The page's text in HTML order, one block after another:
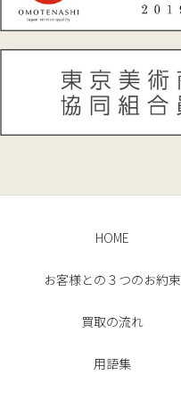
HOME
お客様との３つのお約束
買取の流れ
用語集